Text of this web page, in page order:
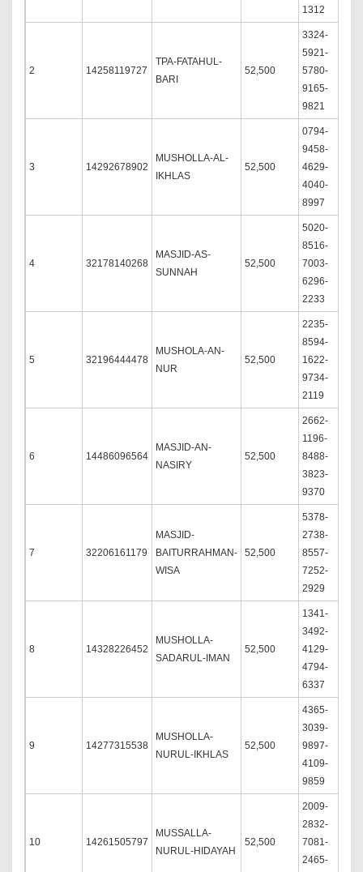
1312
2 14258119727
TPA-FATAHUL-
BARI
52,500
3324-
5921-
5780-
9165-
9821
3 14292678902
MUSHOLLA-AL-
IKHLAS
52,500
0794-
9458-
4629-
4040-
8997
4 32178140268
MASJID-AS-
SUNNAH
52,500
5020-
8516-
7003-
6296-
2233
5 32196444478
MUSHOLA-AN-
NUR
52,500
2235-
8594-
1622-
9734-
2119
6 14486096564
MASJID-AN-
NASIRY
52,500
2662-
1196-
8488-
3823-
9370
7 32206161179
MASJID-
BAITURRAHMAN-
WISA
52,500
5378-
2738-
8557-
7252-
2929
8 14328226452
MUSHOLLA-
SADARUL-IMAN
52,500
1341-
3492-
4129-
4794-
6337
9 14277315538
MUSHOLLA-
NURUL-IKHLAS
52,500
4365-
3039-
9897-
4109-
9859
10 14261505797
MUSSALLA-
NURUL-HIDAYAH
52,500
2009-
2832-
7081-
2465-